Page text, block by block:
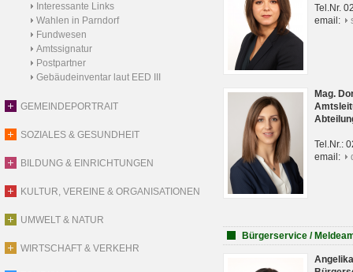
Interessante Links
Wahlen in Parndorf
Fundwesen
Amtssignatur
Postpartner
Gebäudeinventar laut EED III
GEMEINDEPORTRAIT
SOZIALES & GESUNDHEIT
BILDUNG & EINRICHTUNGEN
KULTUR, VEREINE & ORGANISATIONEN
UMWELT & NATUR
WIRTSCHAFT & VERKEHR
Tel.Nr.
email:
Mag.
Tel.Nr.:
email:
Bürgerservice /